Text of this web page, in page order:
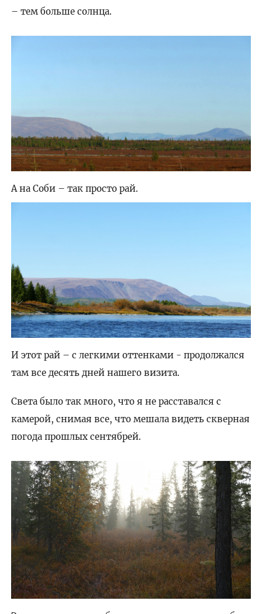
– тем больше солнца.
А на Соби – так просто рай.
И этот рай – с легкими оттенками - продолжался
там все десять дней нашего визита.
Света было так много, что я не расставался с
камерой, снимая все, что мешала видеть скверная
погода прошлых сентябрей.